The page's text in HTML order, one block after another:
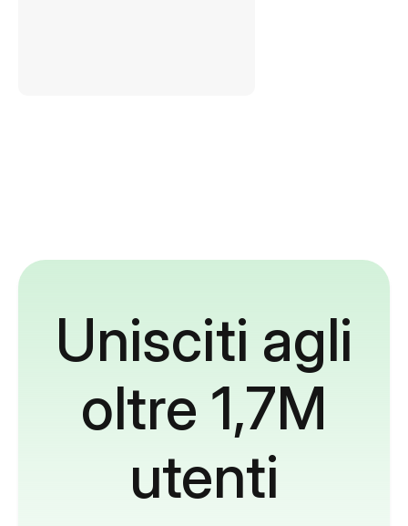
Unisciti agli
oltre 1,7M
utenti